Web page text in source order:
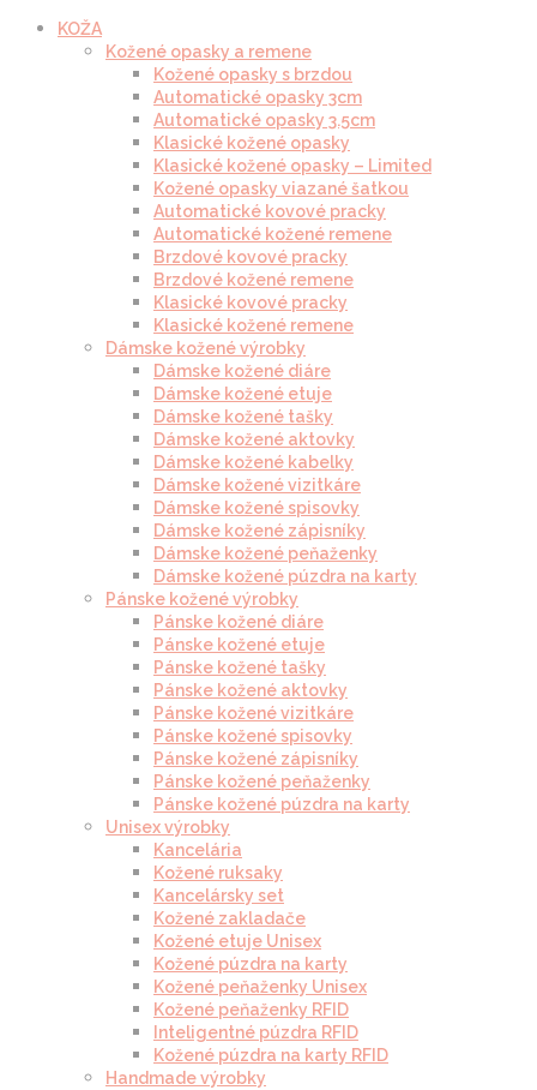
KOŽA
Kožené opasky a remene
Kožené opasky s brzdou
Automatické opasky 3cm
Automatické opasky 3.5cm
Klasické kožené opasky
Klasické kožené opasky – Limited
Kožené opasky viazané šatkou
Automatické kovové pracky
Automatické kožené remene
Brzdové kovové pracky
Brzdové kožené remene
Klasické kovové pracky
Klasické kožené remene
Dámske kožené výrobky
Dámske kožené diáre
Dámske kožené etuje
Dámske kožené tašky
Dámske kožené aktovky
Dámske kožené kabelky
Dámske kožené vizitkáre
Dámske kožené spisovky
Dámske kožené zápisníky
Dámske kožené peňaženky
Dámske kožené púzdra na karty
Pánske kožené výrobky
Pánske kožené diáre
Pánske kožené etuje
Pánske kožené tašky
Pánske kožené aktovky
Pánske kožené vizitkáre
Pánske kožené spisovky
Pánske kožené zápisníky
Pánske kožené peňaženky
Pánske kožené púzdra na karty
Unisex výrobky
Kancelária
Kožené ruksaky
Kancelársky set
Kožené zakladače
Kožené etuje Unisex
Kožené púzdra na karty
Kožené peňaženky Unisex
Kožené peňaženky RFID
Inteligentné púzdra RFID
Kožené púzdra na karty RFID
Handmade výrobky